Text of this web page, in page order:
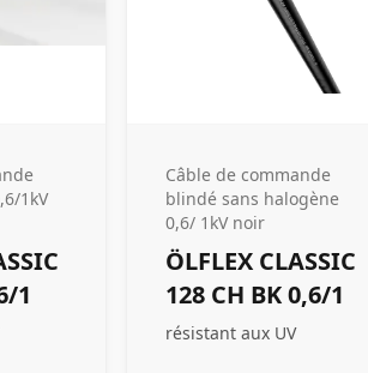
1kV
1
Câble de commande
blindé sans halogène
0,6/ 1kV noir
ÖLFLEX CLASSIC
128 CH BK 0,6/1
résistant aux UV